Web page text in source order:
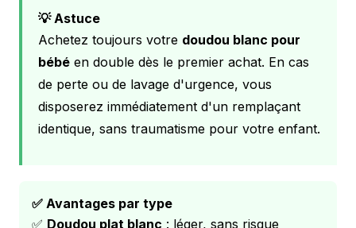
💡 Astuce
Achetez toujours votre doudou blanc pour
bébé en double dès le premier achat. En cas
de perte ou de lavage d'urgence, vous
disposerez immédiatement d'un remplaçant
identique, sans traumatisme pour votre enfant.
✅ Avantages par type
✅ Doudou plat blanc : léger, sans risque